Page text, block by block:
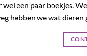
wel een paar boekjes.
hebben we wat